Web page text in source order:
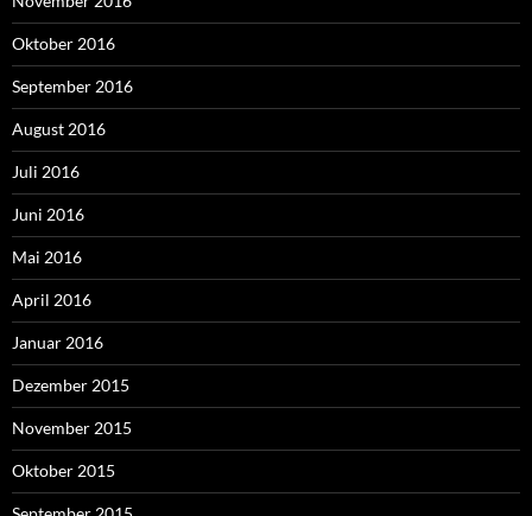
Oktober 2016
September 2016
August 2016
Juli 2016
Juni 2016
Mai 2016
April 2016
Januar 2016
Dezember 2015
November 2015
Oktober 2015